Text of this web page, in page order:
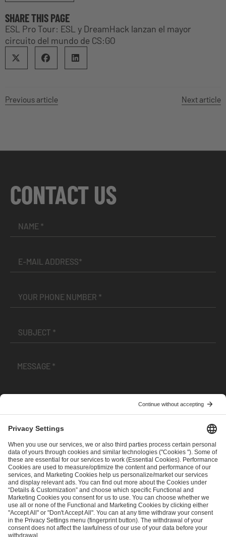
SHARE THIS PAGE
ESL Pro Tour: ESL y DreamHack lanzan el mayor
circuito del mundo de CS:GO
Previous article Next article
CONTACT US
andPrivacy Policy
SEND MESSAGE